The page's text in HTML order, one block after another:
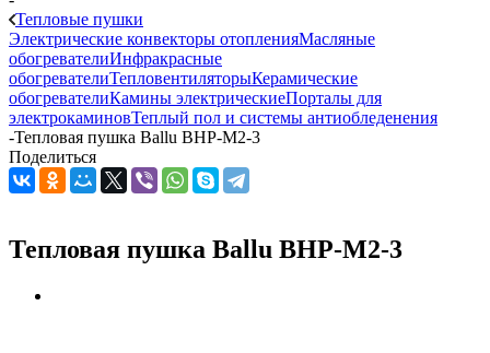
Тепловые пушки
Электрические конвекторы отопленияМасляные
обогревателиИнфракрасные
обогревателиТепловентиляторыКерамические
обогревателиКамины электрическиеПорталы для
электрокаминовТеплый пол и системы антиобледенения
-Тепловая пушка Ballu BHP-M2-3
Поделиться
Тепловая пушка Ballu BHP-M2-3